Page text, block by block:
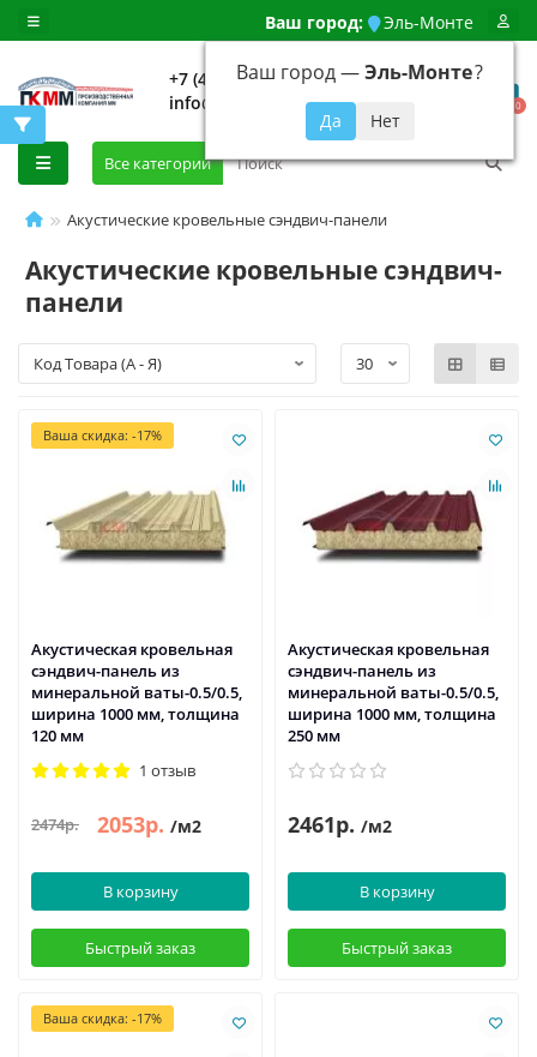
Ваш город: Эль-Монте
Ваш город —Эль-Монте?
+7 (499) 648-92-94
info@evroshtaketnikmoskva.ru
0
Все категории
Акустические кровельные сэндвич-панели
Акустические кровельные сэндвич-
панели
Ваша скидка: -17%
Акустическая кровельная
сэндвич-панель из
минеральной ваты-0.5/0.5,
ширина 1000 мм, толщина
120 мм
1 отзыв
2474р. 2053р. /м2
В корзину
Быстрый заказ
Акустическая кровельная
сэндвич-панель из
минеральной ваты-0.5/0.5,
ширина 1000 мм, толщина
250 мм
2461р. /м2
В корзину
Быстрый заказ
Ваша скидка: -17%